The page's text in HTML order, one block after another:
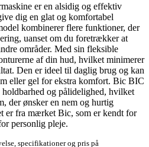
er en alsidig og effektiv
dig en glat og komfortabel
kombinerer flere funktioner, der
uanset om du foretrækker at
områder. Med sin fleksible
af din hud, hvilket minimerer
Den er ideel til daglig brug og kan
eller gel for ekstra komfort. Bic BIC
og pålidelighed, hvilket
der ønsker en nem og hurtig
er fra mærket Bic, som er kendt for
personlig pleje.
specifikationer og pris på